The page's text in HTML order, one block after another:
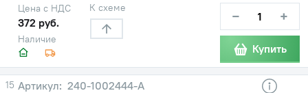
Наличие
Цена с НДС
372 руб.
К схеме − +
Купить
15
240-1002444-А